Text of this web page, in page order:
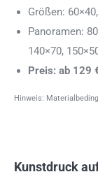
Größen:
Panoramen:
140×70,
Preis: ab 129
Hinweis:
Kunstdruck